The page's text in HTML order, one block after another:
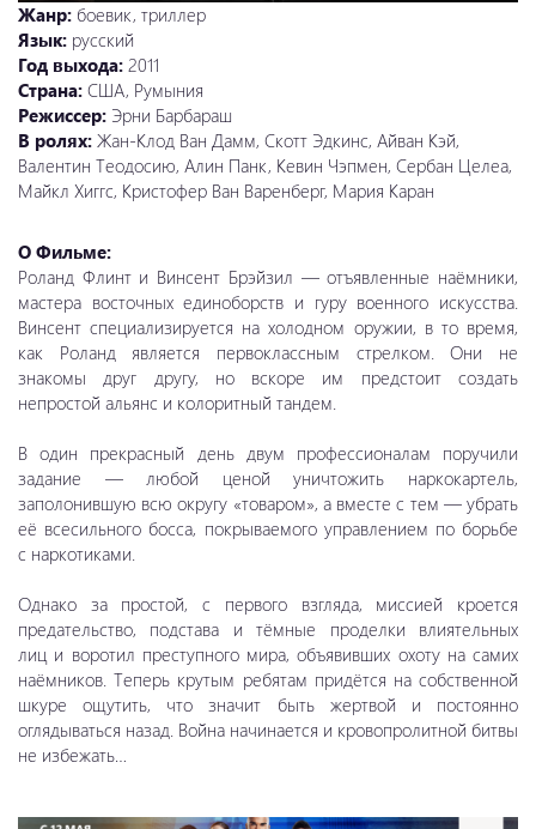
Жанр: боевик, триллер
Язык: русский
Год выхода: 2011
Страна: США, Румыния
Режиссер: Эрни Барбараш
В ролях: Жан-Клод Ван Дамм, Скотт Эдкинс, Айван Кэй,
Валентин Теодосию, Алин Панк, Кевин Чэпмен, Сербан Целеа,
Майкл Хиггс, Кристофер Ван Варенберг, Мария Каран
О Фильме:
Роланд Флинт и Винсент Брэйзил — отъявленные наёмники,
мастера восточных единоборств и гуру военного искусства.
Винсент специализируется на холодном оружии, в то время,
как Роланд является первоклассным стрелком. Они не
знакомы друг другу, но вскоре им предстоит создать
непростой альянс и колоритный тандем.
В один прекрасный день двум профессионалам поручили
задание — любой ценой уничтожить наркокартель,
заполонившую всю округу «товаром», а вместе с тем — убрать
её всесильного босса, покрываемого управлением по борьбе
с наркотиками.
Однако за простой, с первого взгляда, миссией кроется
предательство, подстава и тёмные проделки влиятельных
лиц и воротил преступного мира, объявивших охоту на самих
наёмников. Теперь крутым ребятам придётся на собственной
шкуре ощутить, что значит быть жертвой и постоянно
оглядываться назад. Война начинается и кровопролитной битвы
не избежать…